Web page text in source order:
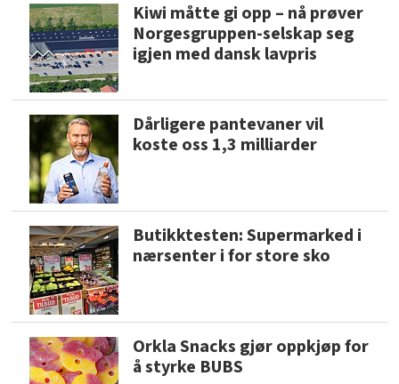
Kiwi måtte gi opp – nå prøver
Norgesgruppen-selskap seg
igjen med dansk lavpris
Dårligere pantevaner vil
koste oss 1,3 milliarder
Butikktesten: Supermarked i
nærsenter i for store sko
Orkla Snacks gjør oppkjøp for
å styrke BUBS